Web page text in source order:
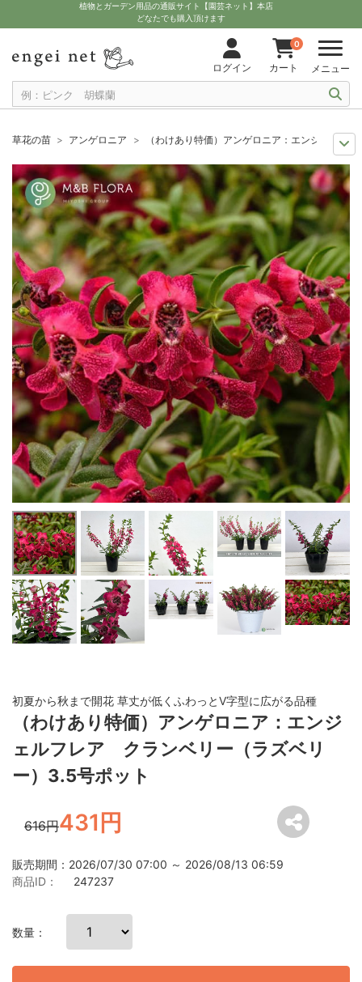
植物とガーデン用品の通販サイト【園芸ネット】本店
どなたでも購入頂けます
ログイン
0
カート メニュー
草花の苗 アンゲロニア
（わけあり特価）アンゲロニア：エンジェル
セール
草花 ハーブ・野菜苗
（わけあり特価）アンゲロニア：エンジェ
セール
わけあり特価 （わけあり特価）アンゲロニア：エンジェルフレ
初夏から秋まで開花 草丈が低くふわっとV字型に広がる品種
（わけあり特価）アンゲロニア：エンジ
ェルフレア クランベリー（ラズベリ
ー）3.5号ポット
616円431円
販売期間：2026/07/30 07:00 ～ 2026/08/13 06:59
商品ID：
247237
数量：